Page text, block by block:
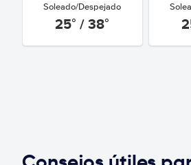
Soleado/Despejado
25° / 38°